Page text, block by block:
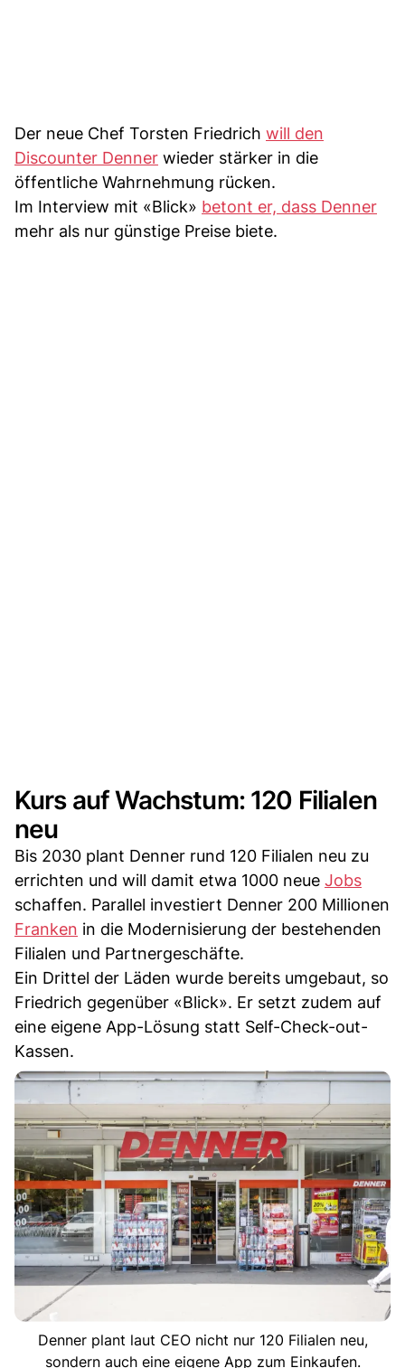
Der neue Chef Torsten Friedrich will den
Discounter Denner wieder stärker in die
öffentliche Wahrnehmung rücken.
Im Interview mit «Blick» betont er, dass Denner
mehr als nur günstige Preise biete.
Kurs auf Wachstum: 120 Filialen
neu
Bis 2030 plant Denner rund 120 Filialen neu zu
errichten und will damit etwa 1000 neue Jobs
schaffen. Parallel investiert Denner 200 Millionen
Franken in die Modernisierung der bestehenden
Filialen und Partnergeschäfte.
Ein Drittel der Läden wurde bereits umgebaut, so
Friedrich gegenüber «Blick». Er setzt zudem auf
eine eigene App-Lösung statt Self-Check-out-
Kassen.
Denner plant laut CEO nicht nur 120 Filialen neu,
sondern auch eine eigene App zum Einkaufen.